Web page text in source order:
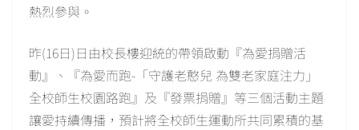
熱烈參與。
昨(16日)日由校長樓迎統的帶領啟動『為愛捐贈活
動』、『為愛而跑-「守護老憨兒 為雙老家庭注力」
全校師生校園路跑』及『發票捐贈』等三個活動主題
讓愛持續傳播，預計將全校師生運動所共同累積的基